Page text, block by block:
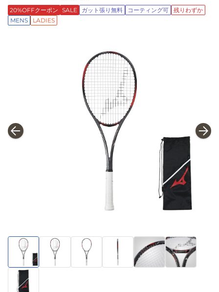
20%OFFクーポン SALE ガット張り無料 コーティング可
残りわずか
MENS
LADIES